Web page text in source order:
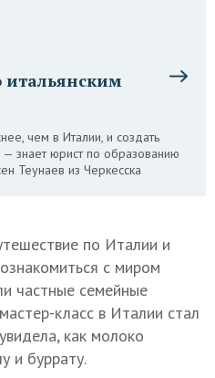
итальянским
чем в Италии, и создать
знает юрист по образованию
Теунаев из Черкесска
по Италии и
с миром
частные семейные
класс в Италии стал
как молоко
и буррату.